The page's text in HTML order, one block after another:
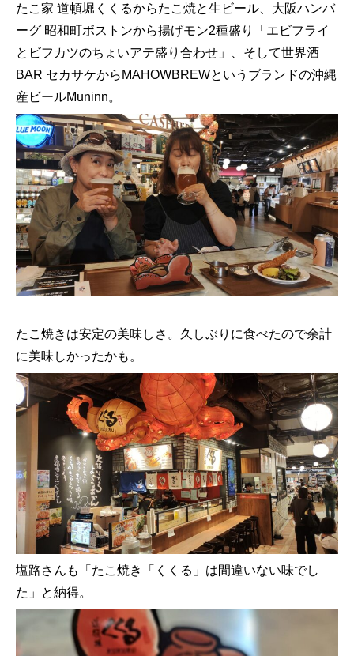
たこ家 道頓堀くくるからたこ焼と生ビール、大阪ハンバ
ーグ 昭和町ボストンから揚げモン2種盛り「エビフライ
とビフカツのちょいアテ盛り合わせ」、そして世界酒
BAR セカサケからMAHOWBREWというブランドの沖縄
産ビールMuninn。
たこ焼きは安定の美味しさ。久しぶりに食べたので余計
に美味しかったかも。
塩路さんも「たこ焼き「くくる」は間違いない味でし
た」と納得。